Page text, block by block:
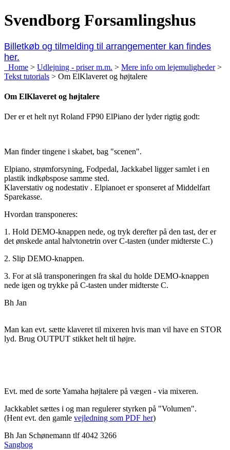
Svendborg Forsamlingshus
Billetkøb og tilmelding til arrangementer kan findes
her.
Home > Udlejning - priser m.m. > Mere info om lejemuligheder>
Tekst tutorials > Om ElKlaveret og højtalere
Om ElKlaveret og højtalere
Der er et helt nyt Roland FP90 ElPiano der lyder rigtig godt:
Man finder tingene i skabet, bag "scenen".
Elpiano, strømforsyning, Fodpedal, Jackkabel ligger samlet i en
plastik indkøbspose samme sted.
Klaverstativ og nodestativ . Elpianoet er sponseret af Middelfart
Sparekasse.
Hvordan transponeres:
1. Hold DEMO-knappen nede, og tryk derefter på den tast, der er
det ønskede antal halvtonetrin over C-tasten (under midterste C.)
2. Slip DEMO-knappen.
3. For at slå transponeringen fra skal du holde DEMO-knappen
nede igen og trykke på C-tasten under midterste C.
Bh Jan
Man kan evt. sætte klaveret til mixeren hvis man vil have en STOR
lyd. Brug OUTPUT stikket helt til højre.
Evt. med de sorte Yamaha højtalere på vægen - via mixeren.
Jackkablet sættes i og man regulerer styrken på "Volumen".
(Hent evt. den gamle vejledning som PDF her)
Bh Jan Schønemann tlf 4042 3266
Sangbog